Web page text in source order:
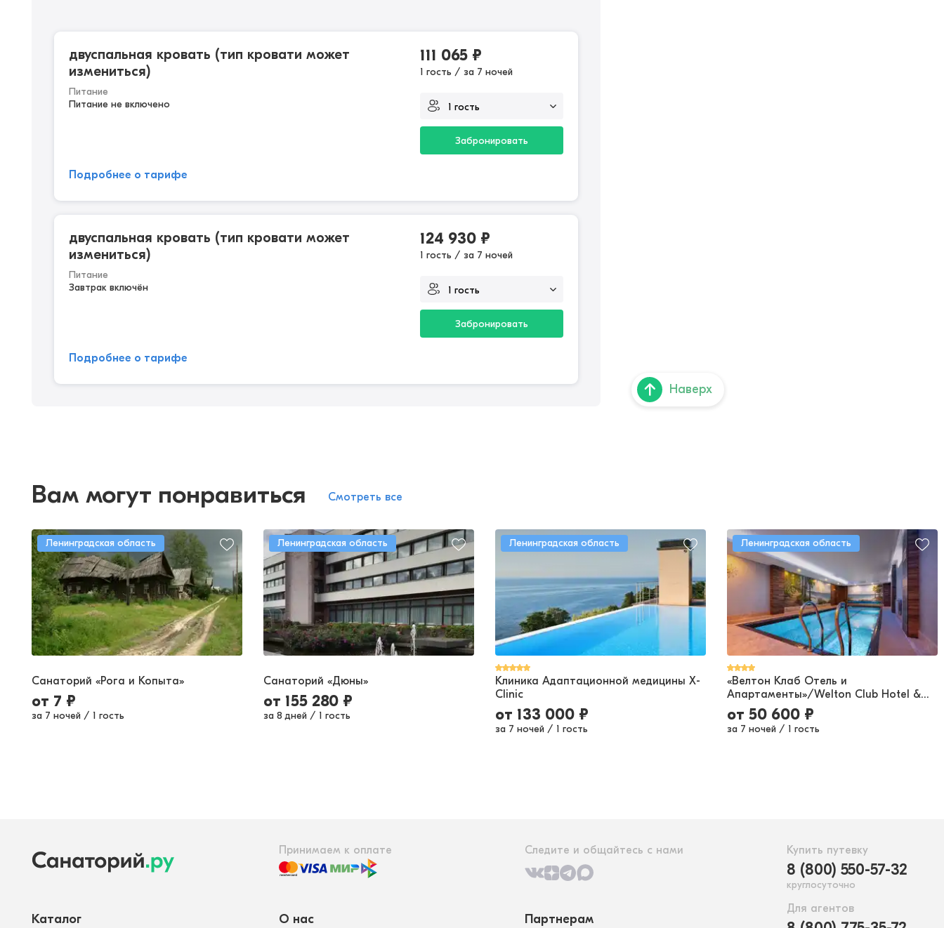
двуспальная кровать (тип кровати может
измениться)
Питание
Питание не включено
111 065 ₽
1 гость / за 7 ночей
Забронировать
Подробнее о тарифе
двуспальная кровать (тип кровати может
измениться)
Питание
Завтрак включён
124 930 ₽
1 гость / за 7 ночей
Забронировать
Подробнее о тарифе
Наверх
Вам могут понравиться Смотреть все
Ленинградская область
Санаторий «Рога и Копыта»
от 7 ₽
за 7 ночей / 1 гость
Ленинградская область
Санаторий «Дюны»
от 155 280 ₽
за 8 дней / 1 гость
Ленинградская область
Клиника Адаптационной медицины X-
Clinic
от 133 000 ₽
за 7 ночей / 1 гость
Ленинградская область
«Велтон Клаб Отель и
Апартаменты»/Welton Club Hotel &
Apartments
от 50 600 ₽
за 7 ночей / 1 гость
Каталог
Принимаем к оплате
О нас
Следите и общайтесь с нами
Партнерам
Купить путевку
8 (800) 550-57-32
круглосуточно
Для агентов